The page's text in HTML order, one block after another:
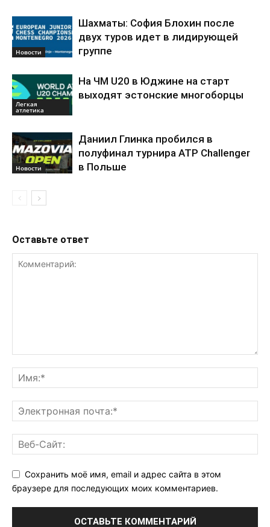
Новости
Шахматы: София Блохин после
двух туров идет в лидирующей
группе
Легкая
атлетика
На ЧМ U20 в Юджине на старт
выходят эстонские многоборцы
Новости
Даниил Глинка пробился в
полуфинал турнира ATP Challenger
в Польше
Оставьте ответ
Сохранить моё имя, email и адрес сайта в этом
браузере для последующих моих комментариев.